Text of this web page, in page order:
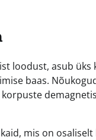
loodust, asub
baas.
korpuste
mis on